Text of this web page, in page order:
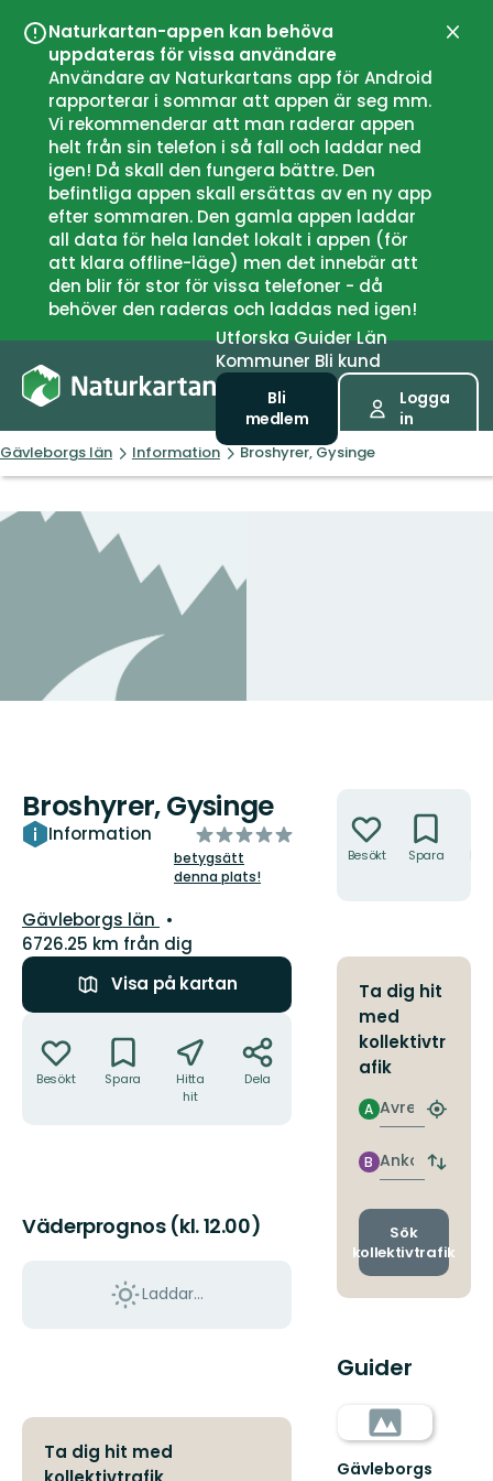
Naturkartan-appen kan behöva
uppdateras för vissa användare
Användare av Naturkartans app för Android
rapporterar i sommar att appen är seg mm.
Vi rekommenderar att man raderar appen
helt från sin telefon i så fall och laddar ned
igen! Då skall den fungera bättre. Den
befintliga appen skall ersättas av en ny app
efter sommaren. Den gamla appen laddar
all data för hela landet lokalt i appen (för
att klara offline-läge) men det innebär att
den blir för stor för vissa telefoner - då
behöver den raderas och laddas ned igen!
UtforskaGuiderLän
Kommuner Bli kund
Bli
medlem
Logga
in
Gävleborgs län Information Broshyrer, Gysinge
Broshyrer, Gysinge
Information
av
5
stjärnor
betygsätt
denna plats!
Län:
Gävleborgs län
6726.25 km från dig
Visa på kartan
Besökt Spara
Hitta
hit
Dela
Väderprognos (kl. 12.00)
Laddar...
Ta dig hit med
Besökt Spara
Ta dig hit
med
kollektivtr
afik
Avresa
A
Hitta
Ankomst
B
Byt
och
Sök
kollektivtrafik
Guider
Gävleborgs